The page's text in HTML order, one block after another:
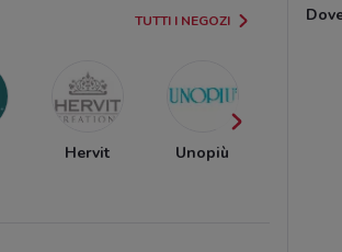
TUTTI I NEGOZI
Hervit Unopiù